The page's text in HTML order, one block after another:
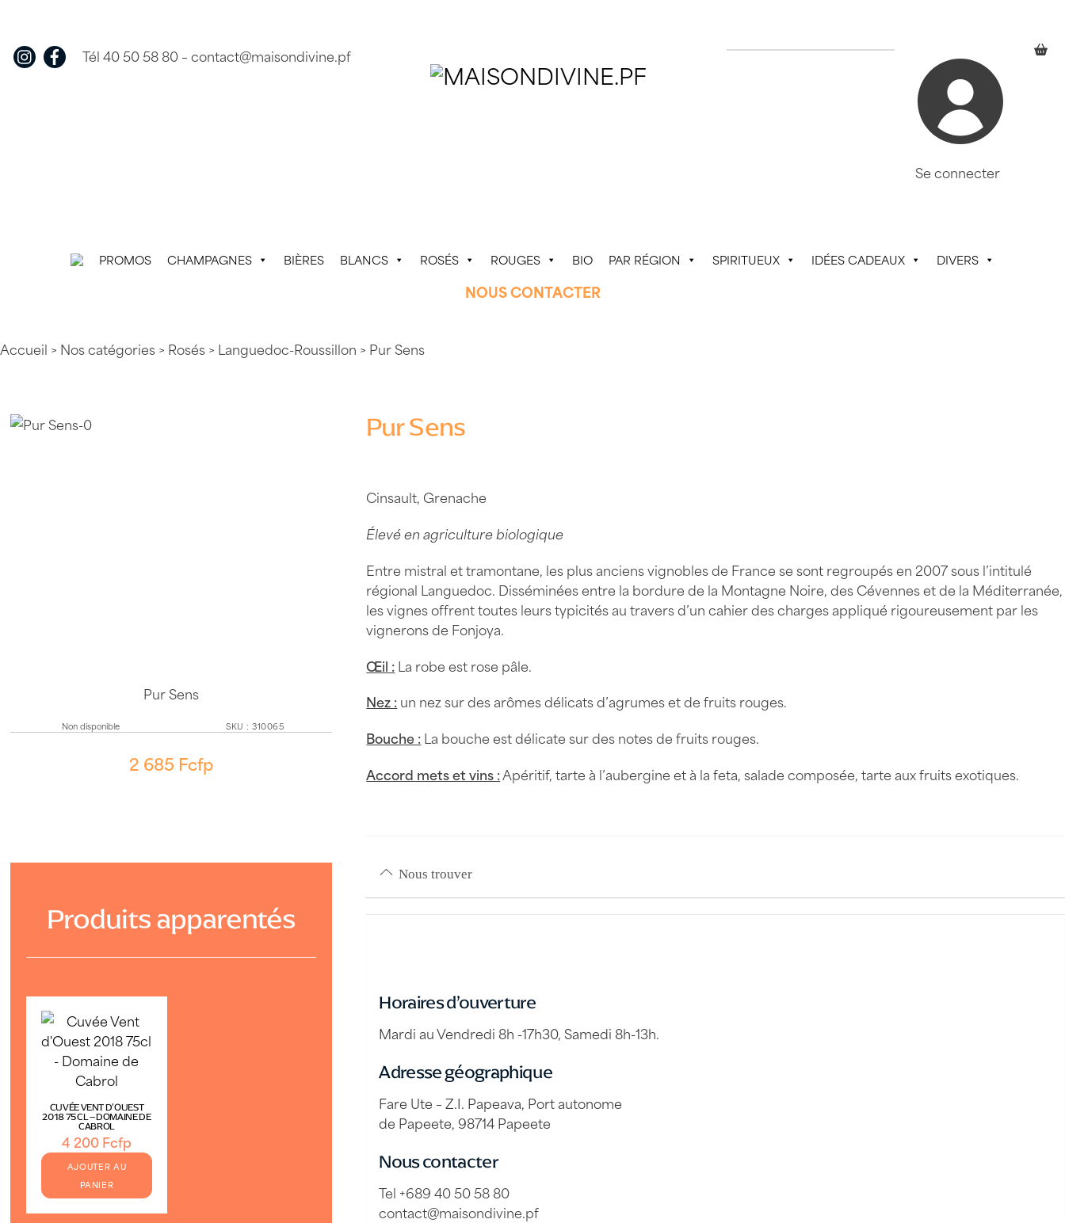
content
Tél 40 50 58 80–contact@maisondivine.pf
Se connecter
PROMOS CHAMPAGNES BIÈRES BLANCS ROSÉS ROUGES BIO PAR RÉGION SPIRITUEUX IDÉES CADEAUX DIVERS
NOUS CONTACTER
Accueil > Nos catégories> Rosés> Languedoc-Roussillon > Pur Sens
Pur Sens
Non disponible SKU:310065
2 685 Fcfp
Produits apparentés
CUVÉE VENT D’OUEST
2018 75CL – DOMAINE DE
CABROL
4 200Fcfp
AJOUTER AU
PANIER
Pur Sens
Cinsault, Grenache
Élevé en agriculture biologique
Entre mistral et tramontane, les plus anciens vignobles de France se sont regroupés en 2007 sous l’intitulé
régional Languedoc. Disséminées entre la bordure de la Montagne Noire, des Cévennes et de la Méditerranée,
les vignes offrent toutes leurs typicités au travers d’un cahier des charges appliqué rigoureusement par les
vignerons de Fonjoya.
Œil :La robe est rose pâle.
Nez :un nez sur des arômes délicats d’agrumes et de fruits rouges.
Bouche :La bouche est délicate sur des notes de fruits rouges.
Accord mets et vins :Apéritif, tarte à l’aubergine et à la feta, salade composée, tarte aux fruits exotiques.
Nous trouver
Horaires d’ouverture
Mardi au Vendredi 8h -17h30, Samedi 8h-13h.
Adresse géographique
Fare Ute – Z.I. Papeava, Port autonome
de Papeete, 98714 Papeete
Nous contacter
Tel +689 40 50 58 80
contact@maisondivine.pf